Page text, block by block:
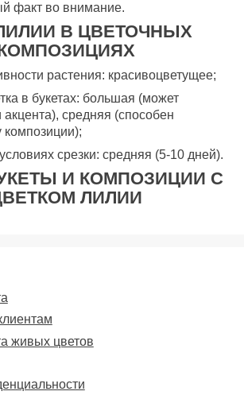
факт во внимание.
В ЦВЕТОЧНЫХ
растения: красивоцветущее;
в букетах: большая (может
акцента), средняя (способен
композиции);
срезки: средняя (5-10 дней).
И КОМПОЗИЦИИ С
ЛИЛИИ
живых цветов